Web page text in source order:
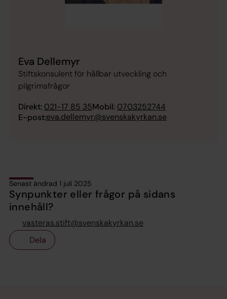
Eva Dellemyr
Stiftskonsulent för hållbar utveckling och
pilgrimsfrågor
Direkt: 021-17 85 35Mobil: 0703252744
E-post:eva.dellemyr@svenskakyrkan.se
Senast ändrad 1 juli 2025
Synpunkter eller frågor på sidans
innehåll?
vasteras.stift@svenskakyrkan.se
Dela